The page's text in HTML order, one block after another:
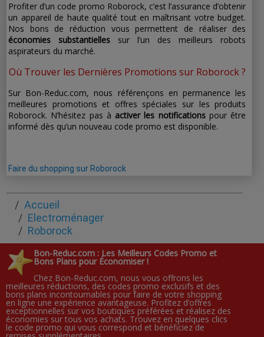
Profiter d’un code promo Roborock, c’est l’assurance d’obtenir
un appareil de haute qualité tout en maîtrisant votre budget.
Nos bons de réduction vous permettent de réaliser des
économies substantielles sur l’un des meilleurs robots
aspirateurs du marché.
Où Trouver les Dernières Promotions sur Roborock ?
Sur Bon-Reduc.com, nous référençons en permanence les
meilleures promotions et offres spéciales sur les produits
Roborock. N’hésitez pas à activer les notificationspour être
informé dès qu’un nouveau code promo est disponible.
Faire du shopping sur Roborock
Accueil
Electroménager
Roborock
Bon-Reduc.com : Les Meilleurs Codes Promo et
Bons Plans pour Économiser !
Chez Bon-Reduc.com, nous vous offrons les
meilleures réductions, des codes promo exclusifs et des
bons plans incontournables pour faire de votre shopping
en ligne une expérience avantageuse. Profitez d’offres
exceptionnelles sur vos boutiques préférées et réalisez des
économies sur tous vos achats. Trouvez en quelques clics
le code promo qui vous correspond et bénéficiez de